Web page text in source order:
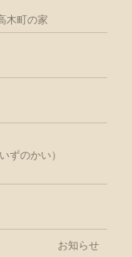
木町の家
ずのかい）
お知らせ